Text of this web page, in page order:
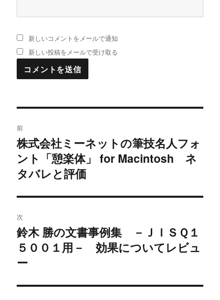
新しいコメントをメールで通知
新しい投稿をメールで受け取る
稿
ナ
ビ
ゲ
ー
シ
ョ
ン
前
過
去
の
投
稿:
株式会社ミーネットの筆技名人フォ
ント「憩楽体」 for Macintosh ネ
タバレと評価
次
次
の
投
鈴木 勝の文書事例集 －ＪＩＳＱ１
５００１用－ 効果についてレビュ
ー